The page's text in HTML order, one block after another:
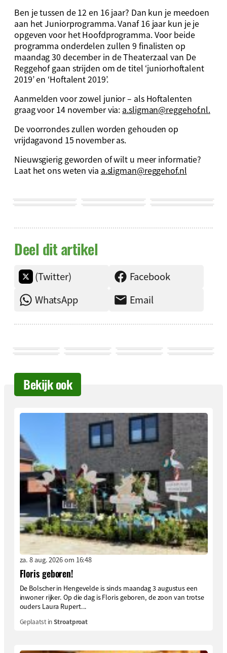
Ben je tussen de 12 en 16 jaar? Dan kun je meedoen
aan het Juniorprogramma. Vanaf 16 jaar kun je je
opgeven voor het Hoofdprogramma. Voor beide
programma onderdelen zullen 9 finalisten op
maandag 30 december in de Theaterzaal van De
Reggehof gaan strijden om de titel ‘juniorhoftalent
2019’ en ‘Hoftalent 2019’.
Aanmelden voor zowel junior – als Hoftalenten
graag voor 14 november via: a.sligman@reggehof.nl.
De voorrondes zullen worden gehouden op
vrijdagavond 15 november as.
Nieuwsgierig geworden of wilt u meer informatie?
Laat het ons weten via a.sligman@reggehof.nl
Deel dit artikel
(Twitter)
Facebook
WhatsApp
Email
Bekijk ook
za. 8 aug. 2026 om 16:48
Floris geboren!
De Bolscher in Hengevelde is sinds maandag 3 augustus een
inwoner rijker. Op die dag is Floris geboren, de zoon van trotse
ouders Laura Rupert...
Geplaatst inStroatproat